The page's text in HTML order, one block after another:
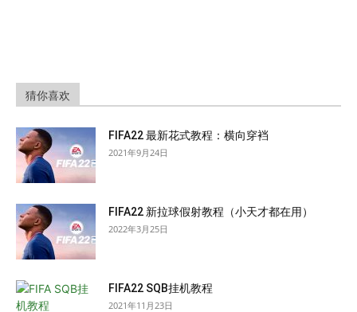
猜你喜欢
FIFA22 最新花式教程：横向穿裆
2021年9月24日
FIFA22 新拉球假射教程（小天才都在用）
2022年3月25日
FIFA22 SQB挂机教程
2021年11月23日